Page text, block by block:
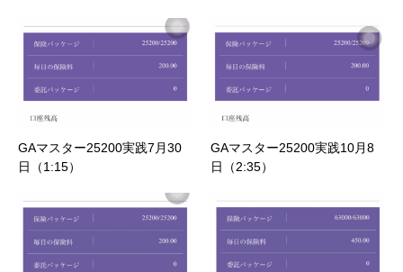
GAマスター25200実践7月30
日（1:15）
GAマスター25200実践10月8
日（2:35）